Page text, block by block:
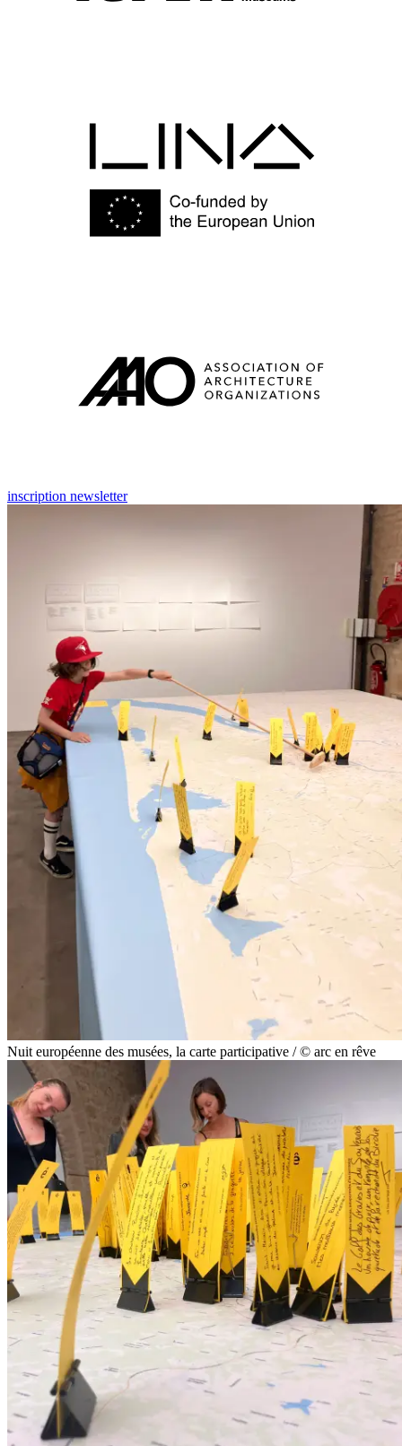
inscription newsletter
Nuit européenne des musées, la carte participative / © arc en rêve